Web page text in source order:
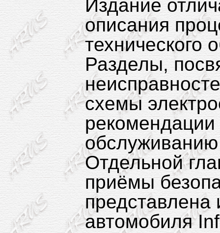
Издание
описания
технического
Разделы,
схемы
рекомендации
Отдельной
приёмы
представлена
автомобиля